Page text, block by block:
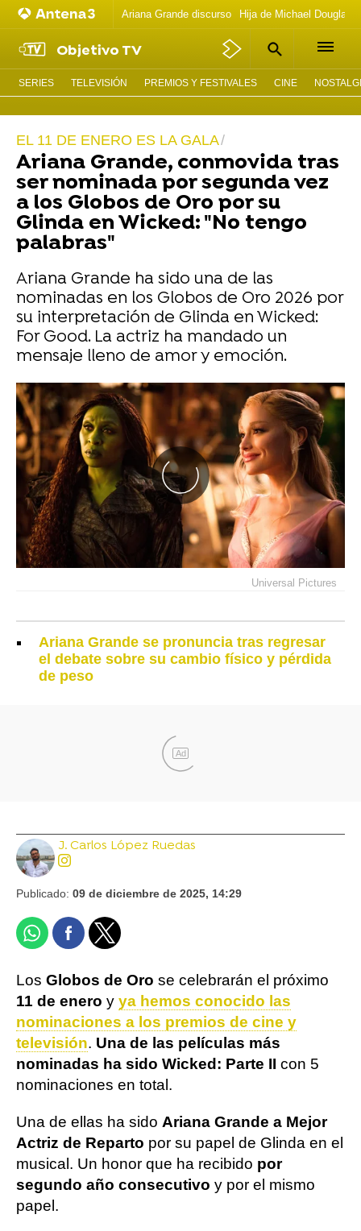
Ariana Grande discurso Hija de Michael Douglas
Objetivo TV
SERIES TELEVISIÓN PREMIOS Y FESTIVALES CINE
EL 11 DE ENERO ES LA GALA
Ariana Grande, conmovida tras
ser nominada por segunda vez
a los Globos de Oro por su
Glinda en Wicked: "No tengo
palabras"
Ariana Grande ha sido una de las
nominadas en los Globos de Oro 2026 por
su interpretación de Glinda en Wicked:
For Good. La actriz ha mandado un
mensaje lleno de amor y emoción.
Universal Pictures
Ariana Grande se pronuncia tras regresar
el debate sobre su cambio físico y pérdida
de peso
Ad
J. Carlos López Ruedas
Publicado: 09 de diciembre de 2025, 14:29
Los Globos de Oro se celebrarán el próximo
11 de enero y ya hemos conocido las
nominaciones a los premios de cine y
televisión. Una de las películas más
nominadas ha sido Wicked: Parte II con 5
nominaciones en total.
Una de ellas ha sido Ariana Grande a Mejor
Actriz de Reparto por su papel de Glinda en el
musical. Un honor que ha recibido por
segundo año consecutivo y por el mismo
papel.